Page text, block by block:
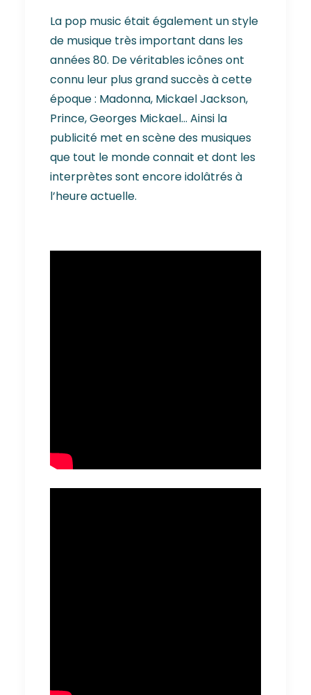
La pop music était également un style
de musique très important dans les
années 80. De véritables icônes ont
connu leur plus grand succès à cette
époque : Madonna, Mickael Jackson,
Prince, Georges Mickael… Ainsi la
publicité met en scène des musiques
que tout le monde connait et dont les
interprètes sont encore idolâtrés à
l’heure actuelle.